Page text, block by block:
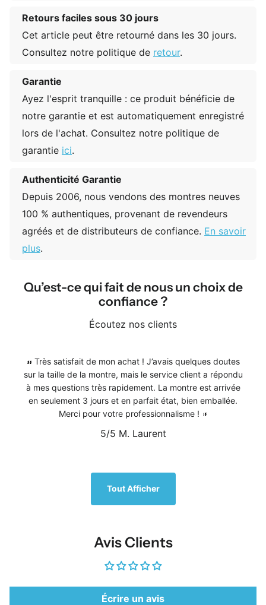
Retours faciles sous 30 jours
Cet article peut être retourné dans les 30 jours.
Consultez notre politique de retour.
Garantie
Ayez l'esprit tranquille : ce produit bénéficie de
notre garantie et est automatiquement enregistré
lors de l'achat. Consultez notre politique de
garantie ici.
Authenticité Garantie
Depuis 2006, nous vendons des montres neuves
100 % authentiques, provenant de revendeurs
agréés et de distributeurs de confiance. En savoir
plus.
Qu’est-ce qui fait de nous un choix de
confiance ?
Écoutez nos clients
Très satisfait de mon achat ! J’avais quelques doutes
sur la taille de la montre, mais le service client a répondu
à mes questions très rapidement. La montre est arrivée
en seulement 3 jours et en parfait état, bien emballée.
Merci pour votre professionnalisme !
5/5 M. Laurent
Tout Afficher
Avis Clients
Écrire un avis